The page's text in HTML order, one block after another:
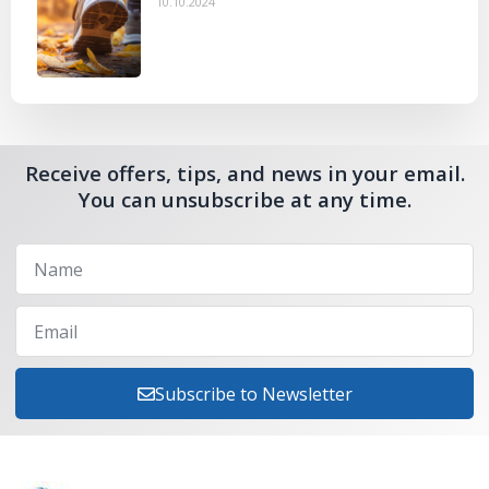
Receive offers, tips, and news in your email.
You can unsubscribe at any time.
Subscribe to Newsletter